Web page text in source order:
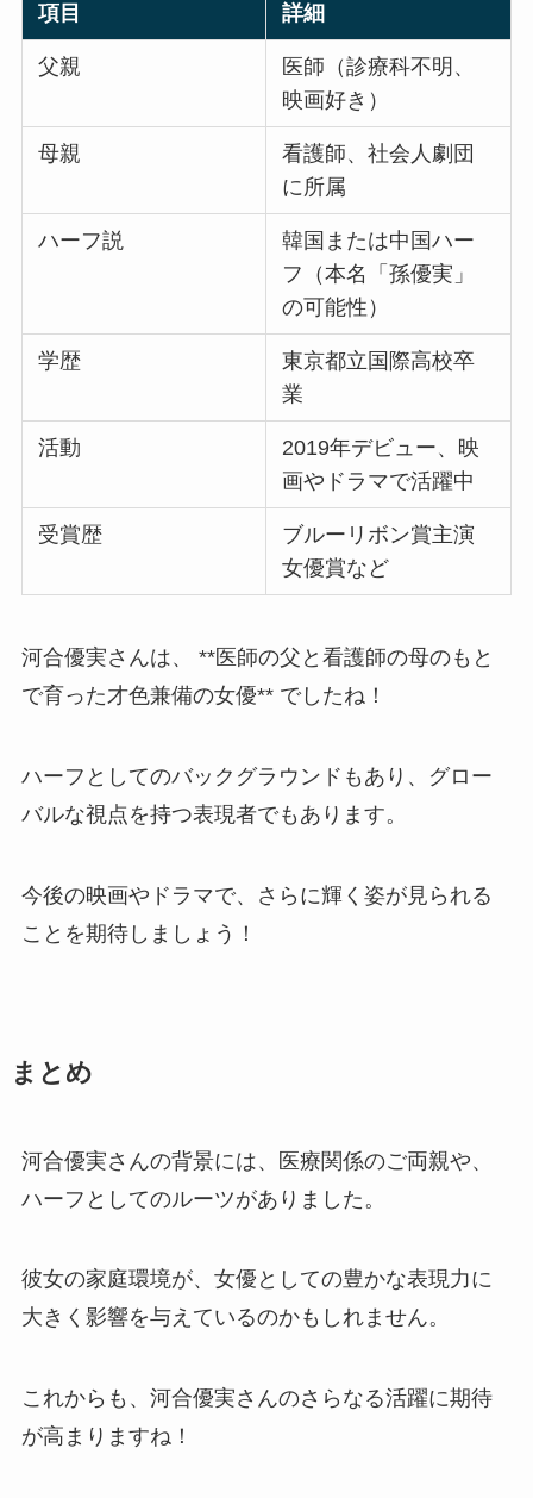
項目 詳細
父親
医師（診療科不明、
映画好き）
母親
看護師、社会人劇団
に所属
ハーフ説
韓国または中国ハー
フ（本名「孫優実」
の可能性）
学歴
東京都立国際高校卒
業
活動
2019年デビュー、映
画やドラマで活躍中
受賞歴
ブルーリボン賞主演
女優賞など
河合優実さんは、 **医師の父と看護師の母のもと
で育った才色兼備の女優** でしたね！
ハーフとしてのバックグラウンドもあり、グロー
バルな視点を持つ表現者でもあります。
今後の映画やドラマで、さらに輝く姿が見られる
ことを期待しましょう！
まとめ
河合優実さんの背景には、医療関係のご両親や、
ハーフとしてのルーツがありました。
彼女の家庭環境が、女優としての豊かな表現力に
大きく影響を与えているのかもしれません。
これからも、河合優実さんのさらなる活躍に期待
が高まりますね！